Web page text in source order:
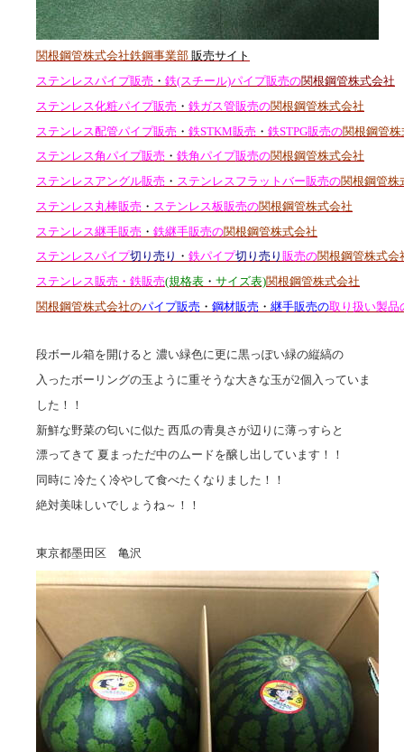
関根鋼管株式会社鉄鋼事業部 販売サイト
ステンレスパイプ販売 ・ 鉄(スチール)パイプ販売の関根鋼管株式会社
ステンレス化粧パイプ販売 ・ 鉄ガス管販売の関根鋼管株式会社
ステンレス配管パイプ販売 ・ 鉄STKM販売 ・ 鉄STPG販売の関根鋼管株
ステンレス角パイプ販売 ・ 鉄角パイプ販売の関根鋼管株式会社
ステンレスアングル販売 ・ ステンレスフラットバー販売の関根鋼管株
ステンレス丸棒販売 ・ ステンレス板販売の関根鋼管株式会社
ステンレス継手販売 ・ 鉄継手販売の関根鋼管株式会社
ステンレスパイプ切り売り ・ 鉄パイプ切り売り 販売の関根鋼管株式会
ステンレス販売・鉄販売(規格表 ・ サイズ表)関根鋼管株式会社
関根鋼管株式会社のパイプ販売 ・ 鋼材販売 ・ 継手販売の取り扱い製品
段ボール箱を開けると 濃い緑色に更に黒っぽい緑の縦縞の
入ったボーリングの玉ように重そうな大きな玉が2個入っていま
した！！
新鮮な野菜の匂いに似た 西瓜の青臭さが辺りに薄っすらと
漂ってきて 夏まっただ中のムードを醸し出しています！！
同時に 冷たく冷やして食べたくなりました！！
絶対美味しいでしょうね～！！
東京都墨田区 亀沢